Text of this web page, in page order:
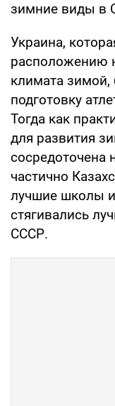
зимние виды в
Украина,
расположению
климата
подготовку
Тогда как
для развития
сосредоточена
частично
лучшие школы
стягивались
СССР.